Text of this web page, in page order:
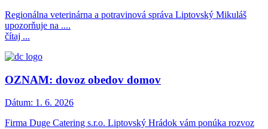
Regionálna veterinárna a potravinová správa Liptovský Mikuláš
upozorňuje na ....
čítaj ...
OZNAM: dovoz obedov domov
Dátum: 1. 6. 2026
Firma Duge Catering s.r.o. Liptovský Hrádok vám ponúka rozvoz